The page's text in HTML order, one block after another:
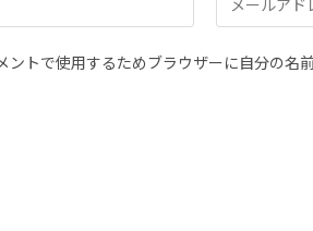
ントで使用するためブラウザーに自分の名